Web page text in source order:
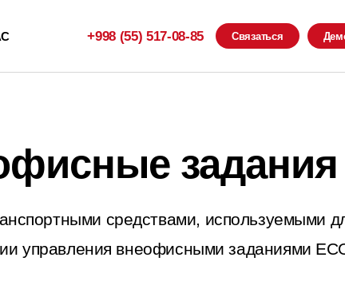
+998 (55) 517-08-85 Связаться
задания
средствами, используемыми
управления внеофисными заданиями